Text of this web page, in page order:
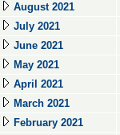
August 2021
July 2021
June 2021
May 2021
April 2021
March 2021
February 2021